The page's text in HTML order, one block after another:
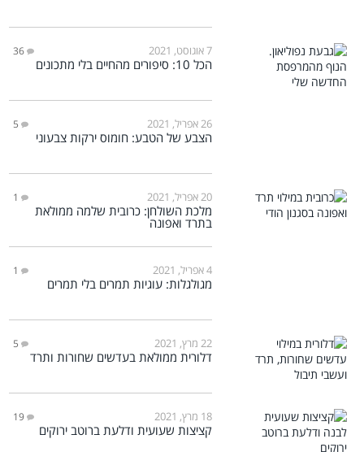
7 אוגוסט, 2021 36
הכל 10: סיפורים מהחיים בלי מתכונים
26 אפריל, 2021 5
הצבע של הטבע: חומוס ירקות צבעוני
20 אפריל, 2021 1
מלכת השולחן: כרובית שלמה ממולאת
בתרד ואפונה
4 אפריל, 2021 1
מגולגלות: עוגיות תמרים בלי תמרים
22 מרץ, 2021 5
דלורית ממולאת בעדשים שחורות ותרד
18 מרץ, 2021 19
קציצות שעועית ודלעת ברוטב ירוקים